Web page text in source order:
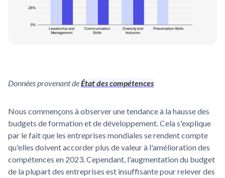
Données provenant deÉtat des compétences
Nous commençons à observer une tendance à la hausse des
budgets de formation et de développement. Cela s'explique
par le fait que les entreprises mondiales se rendent compte
qu'elles doivent accorder plus de valeur à l'amélioration des
compétences en 2023. Cependant, l'augmentation du budget
de la plupart des entreprises est insuffisante pour relever des